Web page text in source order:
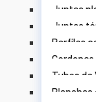
Juntas
Juntas
Perfiles
Tubos de
Planchas